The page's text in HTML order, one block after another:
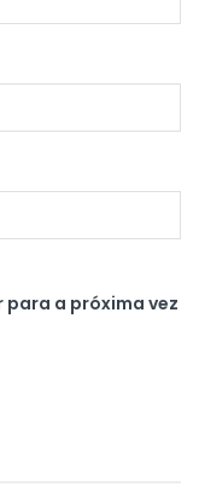
para a próxima vez